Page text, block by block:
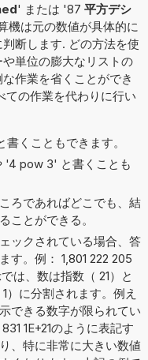
' または '87 平方デシ
機は元の数値が具体的に
断します. どの方法を使
単位の膨大なリストの
作業を省くことができ
ての作業を代わりに行い
くこともできます。
pow 3' と書くことも
ろであればどこでも、結
ことができる。
ックされている場合、答
す。例： 1,801 222 205
は、数は指数（ 21）と
）に分割されます。例え
できる数字が限られてい
1E+21のように表記す
、特に非常に大きい数値